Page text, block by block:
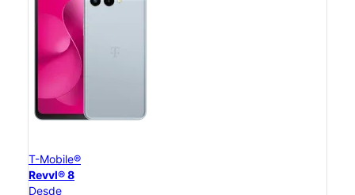
T-Mobile®
Revvl® 8
Desde